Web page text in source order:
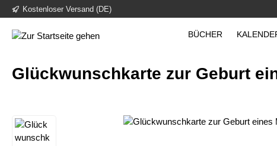
springen
Kostenloser Versand (DE)
BÜCHER
Glückwunschkarte zur Geburt